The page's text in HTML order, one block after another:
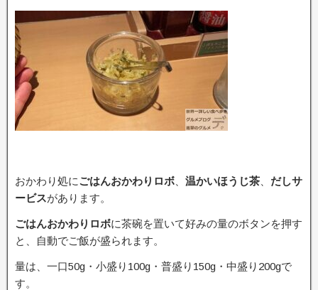
おかわり処にごはんおかわりロボ 温かいほうじ茶
だしサ
ービスがあります。
ごはんおかわりロボに茶碗を置いて好みの量のボタンを押す
と、自動でご飯が盛られます。
量は、一口50g・小盛り100g・普盛り150g・中盛り200gで
す。